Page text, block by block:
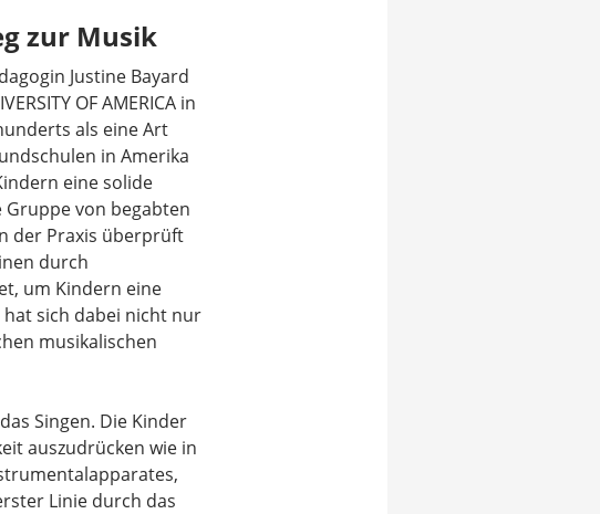
zur Musik
Justine Bayard
OF AMERICA in
als eine Art
in Amerika
eine solide
von begabten
der Praxis überprüft
durch
um Kindern eine
sich dabei nicht nur
musikalischen
Singen. Die Kinder
auszudrücken wie in
Linie durch das